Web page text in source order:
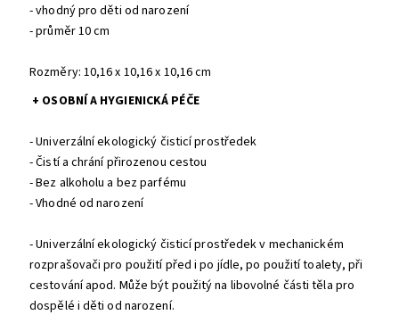
- vhodný pro děti od narození
- průměr 10 cm
Rozměry: 10,16 x 10,16 x 10,16 cm
+ OSOBNÍ A HYGIENICKÁ PÉČE
- Univerzální ekologický čisticí prostředek
- Čistí a chrání přirozenou cestou
- Bez alkoholu a bez parfému
- Vhodné od narození
- Univerzální ekologický čisticí prostředek v mechanickém
rozprašovači pro použití před i po jídle, po použití toalety, při
cestování apod. Může být použitý na libovolné části těla pro
dospělé i děti od narození.